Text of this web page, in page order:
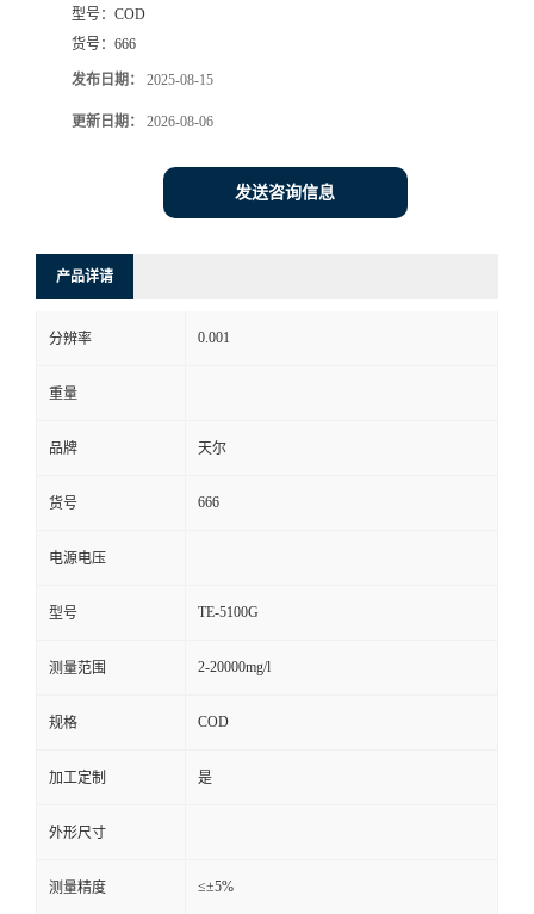
型号： COD
货号： 666
发布日期： 2025-08-15
更新日期： 2026-08-06
发送咨询信息
产品详请
分辨率 0.001
重量
品牌 天尔
货号 666
电源电压
型号 TE-5100G
测量范围 2-20000mg/l
规格 COD
加工定制 是
外形尺寸
测量精度 ≤±5%